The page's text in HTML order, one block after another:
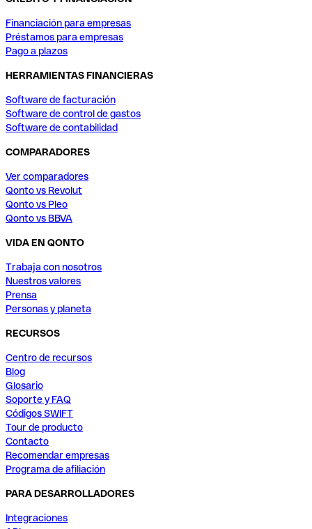
Financiación para empresas
Préstamos para empresas
Pago a plazos
HERRAMIENTAS FINANCIERAS
Software de facturación
Software de control de gastos
Software de contabilidad
COMPARADORES
Ver comparadores
Qonto vs Revolut
Qonto vs Pleo
Qonto vs BBVA
VIDA EN QONTO
Trabaja con nosotros
Nuestros valores
Prensa
Personas y planeta
RECURSOS
Centro de recursos
Blog
Glosario
Soporte y FAQ
Códigos SWIFT
Tour de producto
Contacto
Recomendar empresas
Programa de afiliación
PARA DESARROLLADORES
Integraciones